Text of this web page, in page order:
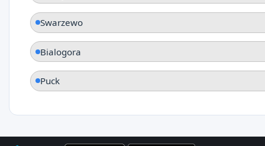
Swarzewo
Bialogora
Puck